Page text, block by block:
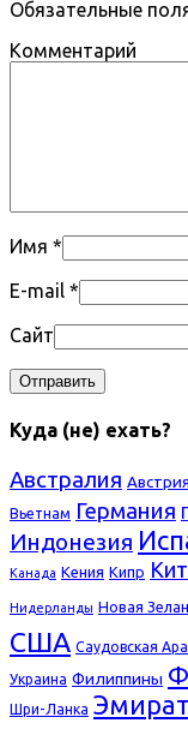
Обязательные
Комментарий
Имя *
E-mail *
Сайт
Куда (не) ехать?
Австралия Австрия
Вьетнам Германия
Индонезия
Канада Кения Кипр
Нидерланды Новая
США Саудовская
Украина Филиппины
Шри-Ланка